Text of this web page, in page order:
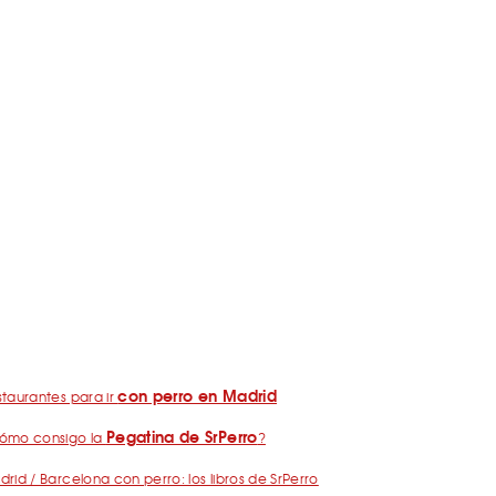
para ircon perro en Madrid
consigo la Pegatina de SrPerro?
/ Barcelona con perro: los libros de SrPerro